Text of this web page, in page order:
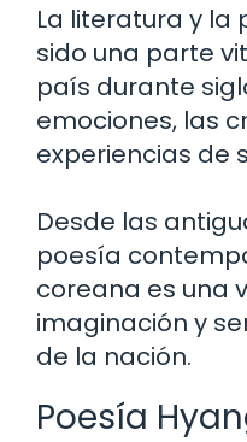
La literatura y la
sido una parte
país durante
emociones, las
experiencias de
Desde las
poesía
coreana es una
imaginación y
de la nación.
Poesía